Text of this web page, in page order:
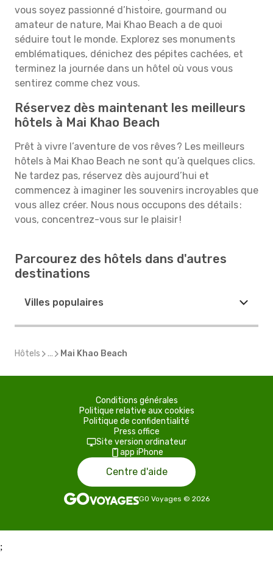
vous soyez passionné d’histoire, gourmand ou
amateur de nature, Mai Khao Beach a de quoi
séduire tout le monde. Explorez ses monuments
emblématiques, dénichez des pépites cachées, et
terminez la journée dans un hôtel où vous vous
sentirez comme chez vous.
Réservez dès maintenant les meilleurs
hôtels à Mai Khao Beach
Prêt à vivre l’aventure de vos rêves ? Les meilleurs
hôtels à Mai Khao Beach ne sont qu’à quelques clics.
Ne tardez pas, réservez dès aujourd’hui et
commencez à imaginer les souvenirs incroyables que
vous allez créer. Nous nous occupons des détails :
vous, concentrez-vous sur le plaisir !
Parcourez des hôtels dans d'autres
destinations
Villes populaires
Hôtels ... Mai Khao Beach
Conditions générales
Politique relative aux cookies
Politique de confidentialité
Press office
Site version ordinateur
app iPhone
Centre d'aide
GO Voyages © 2026
;